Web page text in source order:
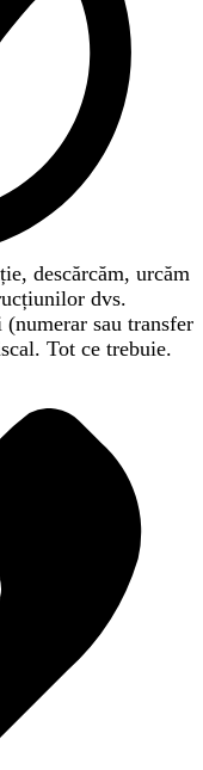
descărcăm, urcăm
dvs.
sau transfer
Tot ce trebuie.